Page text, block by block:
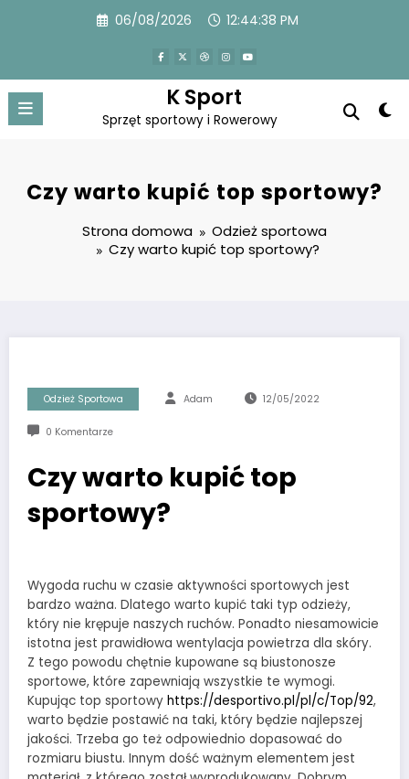
06/08/2026 12:44:39 PM
K Sport
Sprzęt sportowy i Rowerowy
Czy warto kupić top sportowy?
Strona domowa
Odzież sportowa
Czy warto kupić top sportowy?
Odzież Sportowa Adam 12/05/2022
0 Komentarze
Czy warto kupić top
sportowy?
Wygoda ruchu w czasie aktywności sportowych jest
bardzo ważna. Dlatego warto kupić taki typ odzieży,
który nie krępuje naszych ruchów. Ponadto niesamowicie
istotna jest prawidłowa wentylacja powietrza dla skóry.
Z tego powodu chętnie kupowane są biustonosze
sportowe, które zapewniają wszystkie te wymogi.
Kupując top sportowy https://desportivo.pl/pl/c/Top/92,
warto będzie postawić na taki, który będzie najlepszej
jakości. Trzeba go też odpowiednio dopasować do
rozmiaru biustu. Innym dość ważnym elementem jest